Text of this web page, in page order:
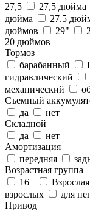
27,5
27,5 дюйма
дюйма
27.5
дюймов
29"
20 дюймов
Тормоз
барабанный
гидравлический
механический
Съемный
да
нет
Складной
да
нет
Амортизация
передняя
Возрастная группа
16+
Взрослая
взрослых
для
Привод